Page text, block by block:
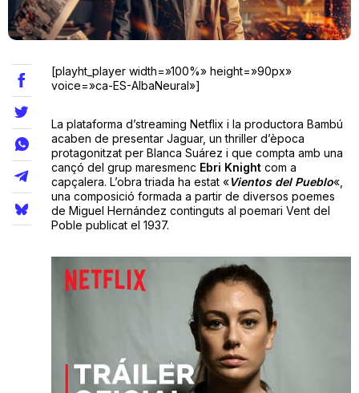
Internet
Opinió
La Llista
Llocs
[playht_player width=»100%» height=»90px»
voice=»ca-ES-AlbaNeural»]
La plataforma d’streaming Netflix i la productora Bambú
acaben de presentar Jaguar, un thriller d’època
protagonitzat per Blanca Suárez i que compta amb una
cançó del grup maresmenc Ebri Knightcom a
capçalera. L’obra triada ha estat «Vientos del Pueblo«,
una composició formada a partir de diversos poemes
de Miguel Hernández continguts al poemari Vent del
Poble publicat el 1937.